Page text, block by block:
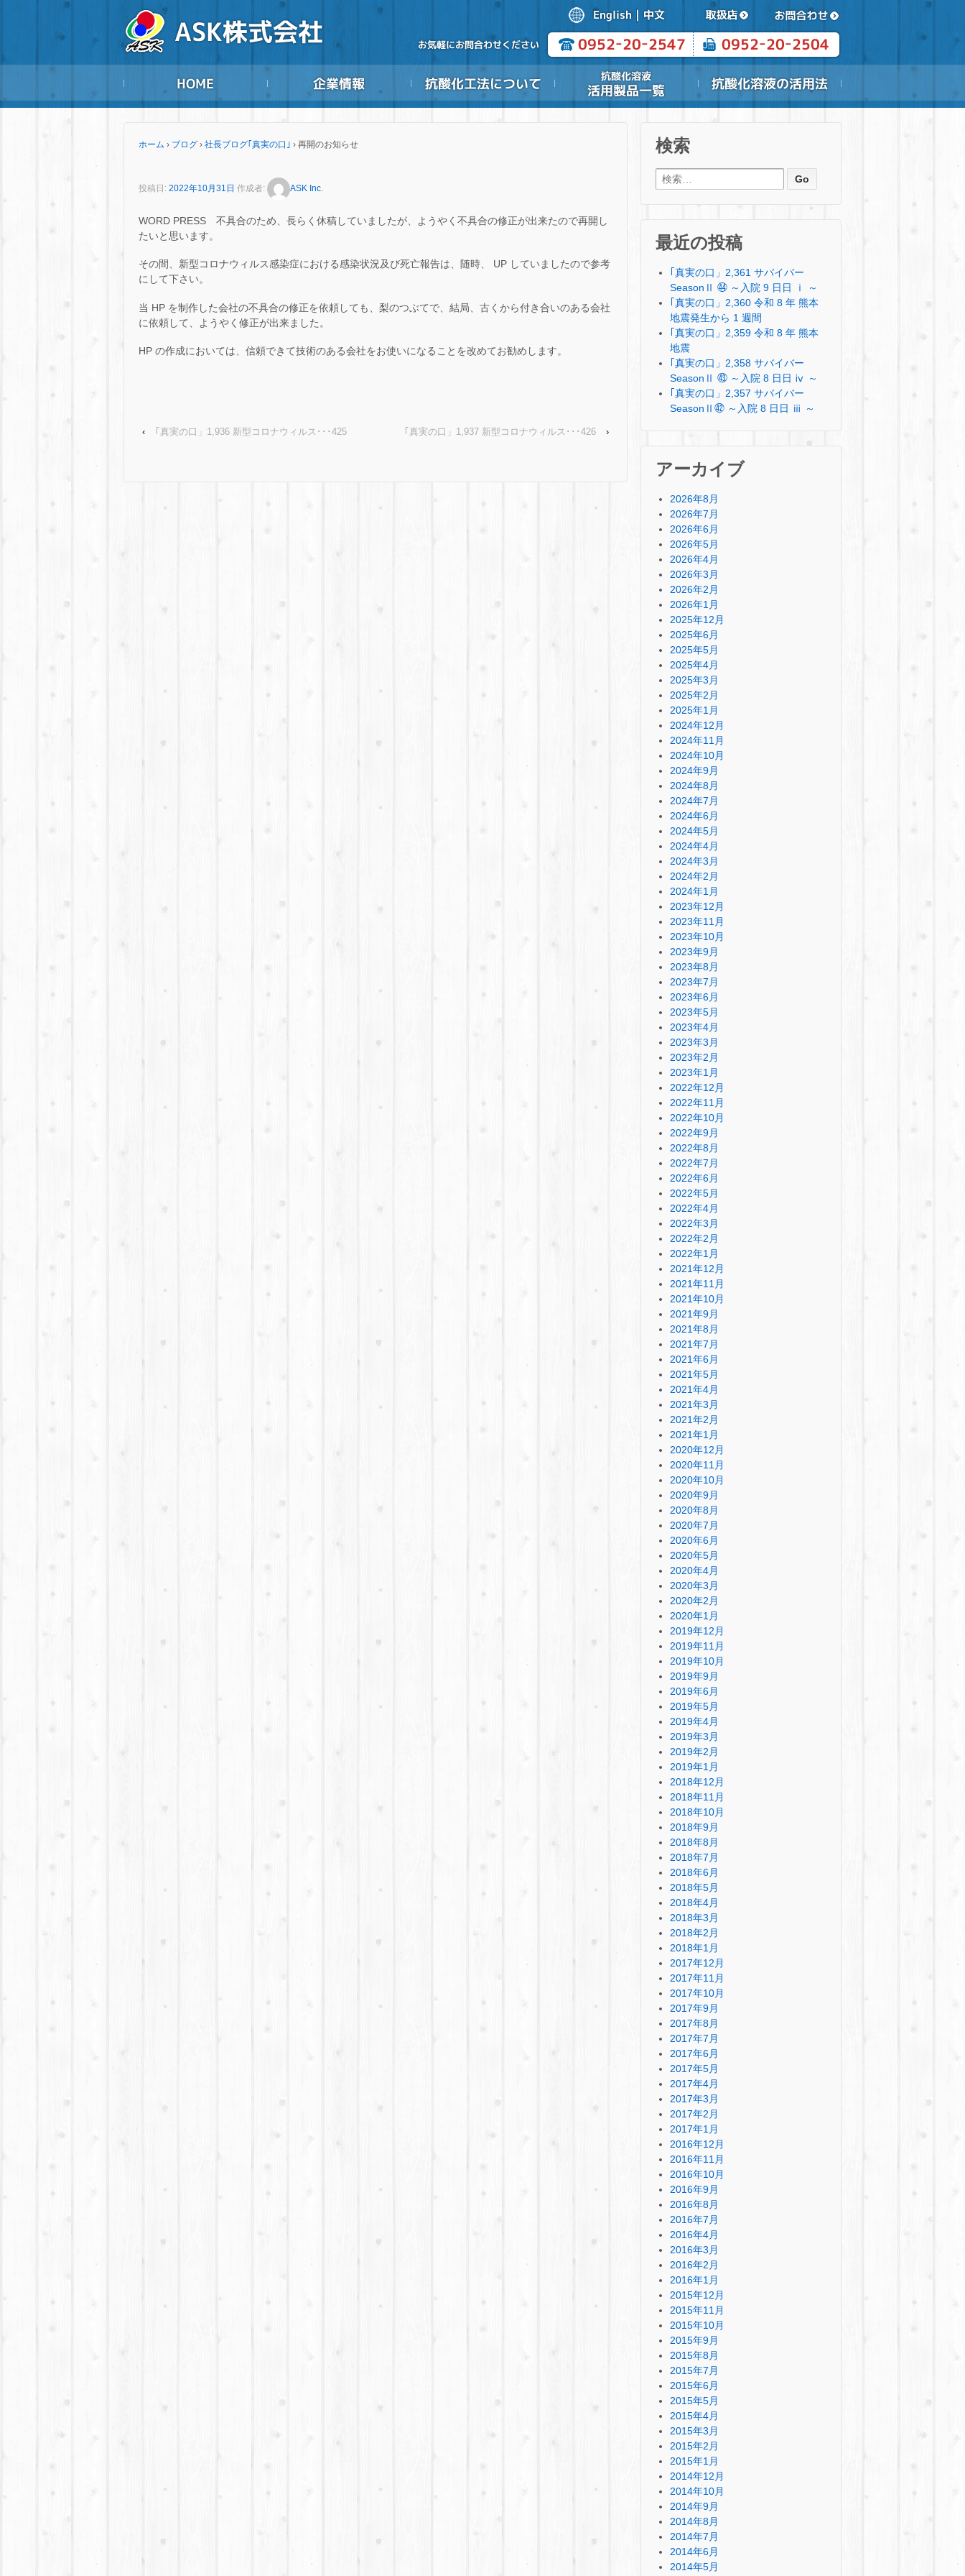
ホーム › ブログ › 社長ブログ｢真実の口｣ › 再開のお知らせ
投稿日: 2022年10月31日 作成者: ASK Inc.
WORD PRESS 不具合のため、長らく休稿していましたが、ようやく不具合の修正が出来たので再開し
たいと思います。
その間、新型コロナウィルス感染症における感染状況及び死亡報告は、随時、 UP していましたので参考
にして下さい。
当 HP を制作した会社の不具合の修正を依頼しても、梨のつぶてで、結局、古くから付き合いのある会社
に依頼して、ようやく修正が出来ました。
HP の作成においては、信頼できて技術のある会社をお使いになることを改めてお勧めします。
‹ ｢真実の口」1,936 新型コロナウィルス･･･425 ｢真実の口」1,937 新型コロナウィルス･･･426 ›
検索
検索:
最近の投稿
｢真実の口」2,361 サバイバー
SeasonⅡ ㊹ ～入院 9 日日 ⅰ ～
｢真実の口」2,360 令和 8 年 熊本
地震発生から 1 週間
｢真実の口」2,359 令和 8 年 熊本
地震
｢真実の口」2,358 サバイバー
SeasonⅡ ㊸ ～入院 8 日日 ⅳ ～
｢真実の口」2,357 サバイバー
SeasonⅡ㊷ ～入院 8 日日 ⅲ ～
アーカイブ
2026年8月
2026年7月
2026年6月
2026年5月
2026年4月
2026年3月
2026年2月
2026年1月
2025年12月
2025年6月
2025年5月
2025年4月
2025年3月
2025年2月
2025年1月
2024年12月
2024年11月
2024年10月
2024年9月
2024年8月
2024年7月
2024年6月
2024年5月
2024年4月
2024年3月
2024年2月
2024年1月
2023年12月
2023年11月
2023年10月
2023年9月
2023年8月
2023年7月
2023年6月
2023年5月
2023年4月
2023年3月
2023年2月
2023年1月
2022年12月
2022年11月
2022年10月
2022年9月
2022年8月
2022年7月
2022年6月
2022年5月
2022年4月
2022年3月
2022年2月
2022年1月
2021年12月
2021年11月
2021年10月
2021年9月
2021年8月
2021年7月
2021年6月
2021年5月
2021年4月
2021年3月
2021年2月
2021年1月
2020年12月
2020年11月
2020年10月
2020年9月
2020年8月
2020年7月
2020年6月
2020年5月
2020年4月
2020年3月
2020年2月
2020年1月
2019年12月
2019年11月
2019年10月
2019年9月
2019年6月
2019年5月
2019年4月
2019年3月
2019年2月
2019年1月
2018年12月
2018年11月
2018年10月
2018年9月
2018年8月
2018年7月
2018年6月
2018年5月
2018年4月
2018年3月
2018年2月
2018年1月
2017年12月
2017年11月
2017年10月
2017年9月
2017年8月
2017年7月
2017年6月
2017年5月
2017年4月
2017年3月
2017年2月
2017年1月
2016年12月
2016年11月
2016年10月
2016年9月
2016年8月
2016年7月
2016年4月
2016年3月
2016年2月
2016年1月
2015年12月
2015年11月
2015年10月
2015年9月
2015年8月
2015年7月
2015年6月
2015年5月
2015年4月
2015年3月
2015年2月
2015年1月
2014年12月
2014年10月
2014年9月
2014年8月
2014年7月
2014年6月
2014年5月